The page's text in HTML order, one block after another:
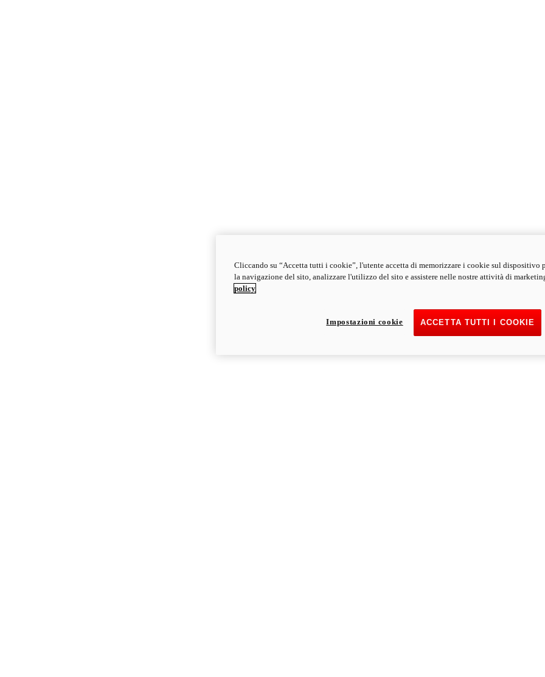
Cliccando su “Accetta tutti i cookie”, l'utente accetta di memorizzare i cookie sul dispositivo
la navigazione del sito, analizzare l'utilizzo del sito e assistere nelle nostre attività di
policy
ACCETTA TUTTI I COOKIE
Impostazioni cookie